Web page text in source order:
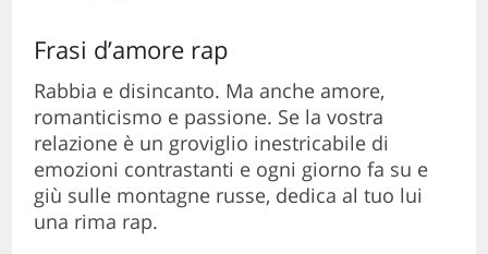
Frasi d’amore rap
Rabbia e disincanto. Ma anche amore,
romanticismo e passione. Se la vostra
relazione è un groviglio inestricabile di
emozioni contrastanti e ogni giorno fa su e
giù sulle montagne russe, dedica al tuo lui
una rima rap.